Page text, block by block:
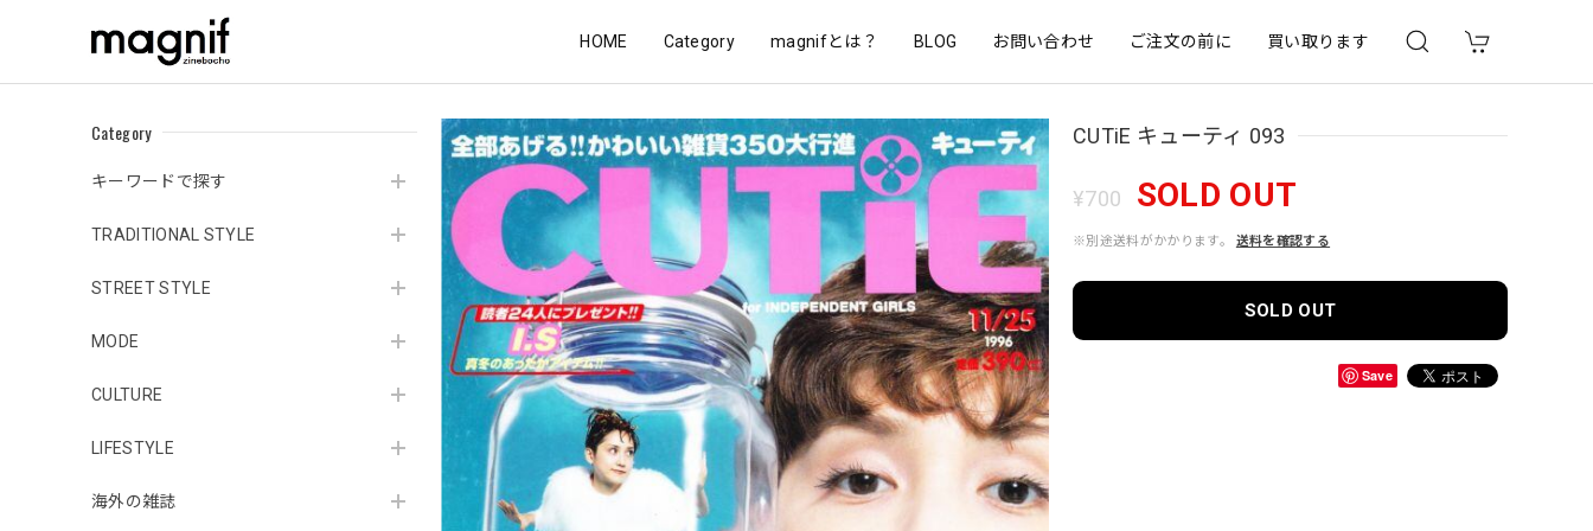
HOME Category magnifとは？ BLOG お問い合わせ ご注文の前に 買い取ります
Category
キーワードで探す
TRADITIONAL STYLE
STREET STYLE
MODE
CULTURE
LIFESTYLE
海外の雑誌
CUTiE キューティ 093
¥700 SOLD OUT
※別途送料がかかります。 送料を確認する
SOLD OUT
Save